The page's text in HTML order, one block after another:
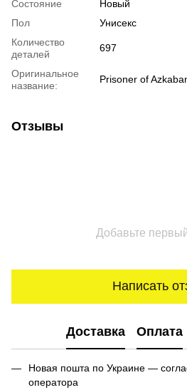
Состояние
Новый
Пол
Унисекс
Количество
деталей
697
Оригинальное
название:
Prisoner of
Отзывы
Добавьте
Написать
Доставка Оплата
Новая пошта по Украине —
оператора